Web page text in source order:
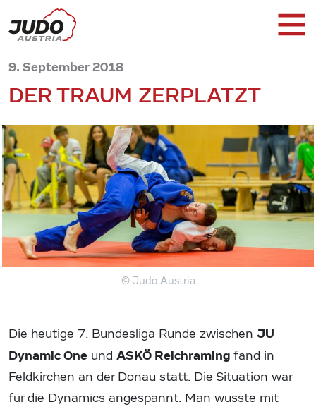
9. September 2018
DER TRAUM ZERPLATZT
© Judo Austria
Die heutige 7. Bundesliga Runde zwischen JU
Dynamic One und ASKÖ Reichraming fand in
Feldkirchen an der Donau statt. Die Situation war
für die Dynamics angespannt. Man wusste mit